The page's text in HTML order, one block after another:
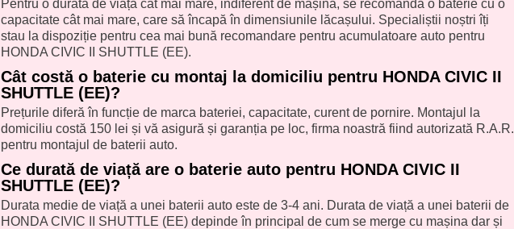
Pentru o durată de viață cât mai mare, indiferent de mașină, se recomandă o baterie cu o
capacitate cât mai mare, care să încapă în dimensiunile lăcașului. Specialiștii noștri îți
stau la dispoziție pentru cea mai bună recomandare pentru acumulatoare auto pentru
HONDA CIVIC II SHUTTLE (EE).
Cât costă o baterie cu montaj la domiciliu pentru HONDA CIVIC II
SHUTTLE (EE)?
Prețurile diferă în funcție de marca bateriei, capacitate, curent de pornire. Montajul la
domiciliu costă 150 lei și vă asigură și garanția pe loc, firma noastră fiind autorizată R.A.R.
pentru montajul de baterii auto.
Ce durată de viață are o baterie auto pentru HONDA CIVIC II
SHUTTLE (EE)?
Durata medie de viață a unei baterii auto este de 3-4 ani. Durata de viață a unei baterii de
HONDA CIVIC II SHUTTLE (EE) depinde în principal de cum se merge cu mașina dar și